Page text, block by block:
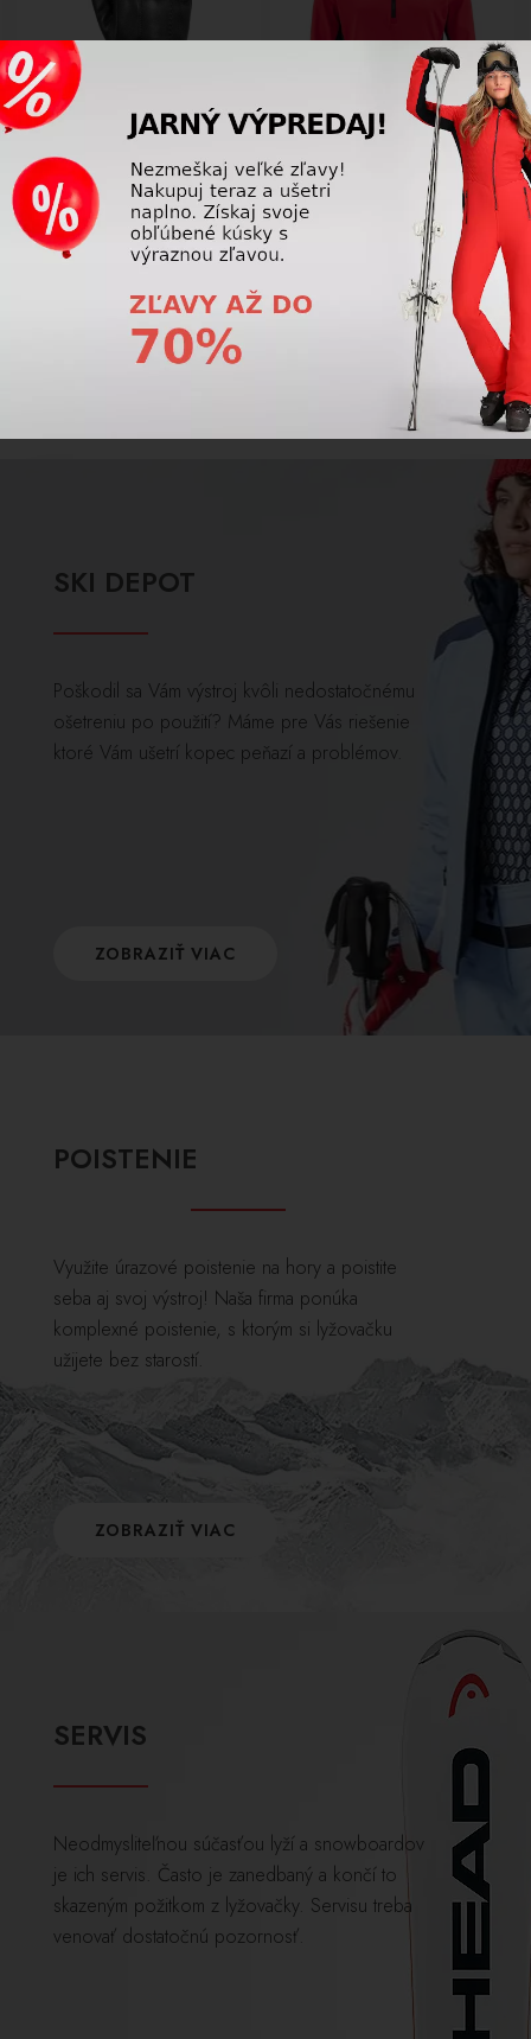
Dámske lyžiarske rukavice
Reusch Camila black
56,25 € 110,00€
Funkčné oblečenie Head MARTY
Midlayer Men RD
81,75 €
-41%
SKI DEPOT
Poškodil sa Vám výstroj kvôli nedostatočnému
ošetreniu po použití? Máme pre Vás riešenie
ktoré Vám ušetrí kopec peňazí a problémov.
ZOBRAZIŤ VIAC
POISTENIE
Využite úrazové poistenie na hory a poistite
seba aj svoj výstroj! Naša firma ponúka
komplexné poistenie, s ktorým si lyžovačku
užijete bez starostí.
ZOBRAZIŤ VIAC
SERVIS
Neodmysliteľnou súčasťou lyží a snowboardov
je ich servis. Často je zanedbaný a končí to
skazeným požitkom z lyžovačky. Servisu treba
venovať dostatočnú pozornosť.